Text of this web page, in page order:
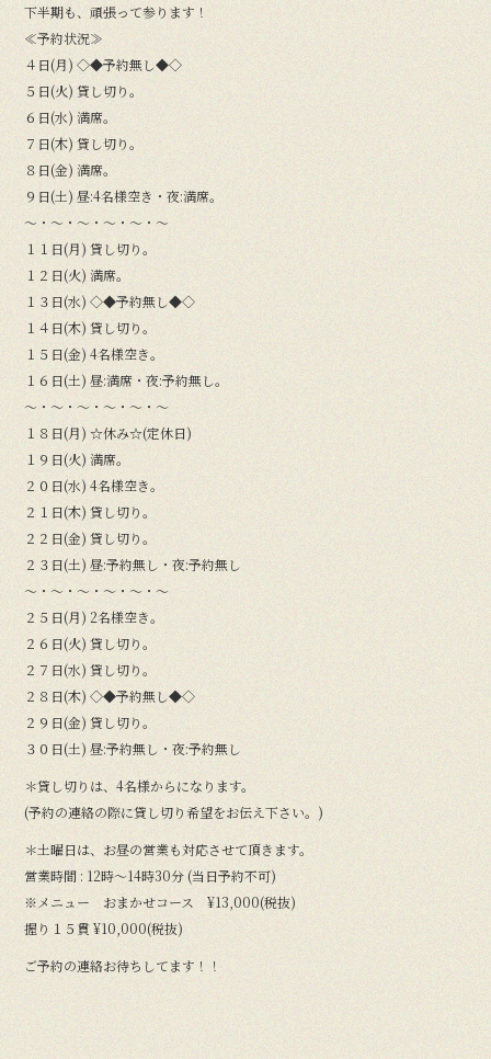
下半期も、頑張って参ります！
≪予約状況≫
４日(月) ◇◆予約無し◆◇
５日(火) 貸し切り。
６日(水) 満席。
７日(木) 貸し切り。
８日(金) 満席。
９日(土) 昼:4名様空き・夜:満席。
〜・〜・〜・〜・〜・〜
１１日(月) 貸し切り。
１２日(火) 満席。
１３日(水) ◇◆予約無し◆◇
１４日(木) 貸し切り。
１５日(金) 4名様空き。
１６日(土) 昼:満席・夜:予約無し。
〜・〜・〜・〜・〜・〜
１８日(月) ☆休み☆(定休日)
１９日(火) 満席。
２０日(水) 4名様空き。
２１日(木) 貸し切り。
２２日(金) 貸し切り。
２３日(土) 昼:予約無し・夜:予約無し
〜・〜・〜・〜・〜・〜
２５日(月) 2名様空き。
２６日(火) 貸し切り。
２７日(水) 貸し切り。
２８日(木) ◇◆予約無し◆◇
２９日(金) 貸し切り。
３０日(土) 昼:予約無し・夜:予約無し
＊貸し切りは、4名様からになります。
(予約の連絡の際に貸し切り希望をお伝え下さい。)
＊土曜日は、お昼の営業も対応させて頂きます。
営業時間 : 12時〜14時30分 (当日予約不可)
※メニュー おまかせコース ¥13,000(税抜)
握り１５貫 ¥10,000(税抜)
ご予約の連絡お待ちしてます！！